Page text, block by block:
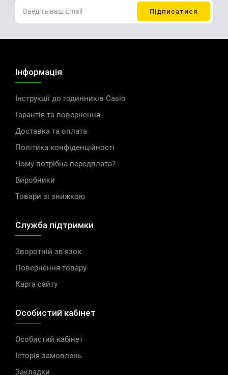
Інформація
Інструкції до годинників Casio
Гарантія та повернення
Доставка та оплата
Політика конфіденційності
Чому потрібна передплата?
Виробники
Товари зі знижкою
Служба підтримки
Зворотній зв'язок
Повернення товару
Карта сайту
Особистий кабінет
Особистий кабінет
Історія замовлень
Закладки